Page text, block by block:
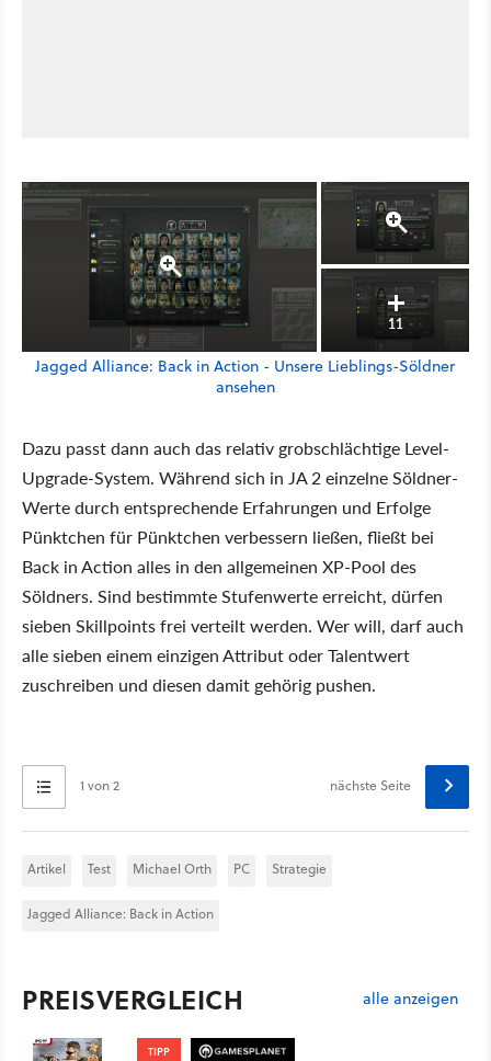
11
Jagged Alliance: Back in Action - Unsere Lieblings-Söldner
ansehen
Dazu passt dann auch das relativ grobschlächtige Level-
Upgrade-System. Während sich in JA 2 einzelne Söldner-
Werte durch entsprechende Erfahrungen und Erfolge
Pünktchen für Pünktchen verbessern ließen, fließt bei
Back in Action alles in den allgemeinen XP-Pool des
Söldners. Sind bestimmte Stufenwerte erreicht, dürfen
sieben Skillpoints frei verteilt werden. Wer will, darf auch
alle sieben einem einzigen Attribut oder Talentwert
zuschreiben und diesen damit gehörig pushen.
1 von 2 nächste Seite
Artikel Test Michael Orth PC Strategie
Jagged Alliance: Back in Action
PREISVERGLEICH alle anzeigen
TIPP